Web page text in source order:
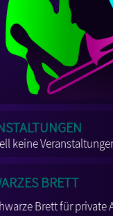
keine
Brett
Brett für private